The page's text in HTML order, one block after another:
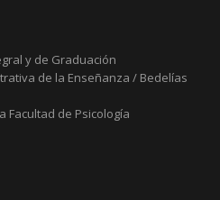
y de Graduación
de la Enseñanza / Bedelías
Facultad de Psicología